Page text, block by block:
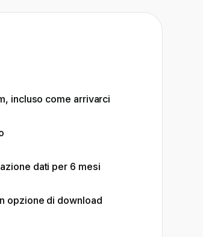
incluso come arrivarci
dati per 6 mesi
opzione di download